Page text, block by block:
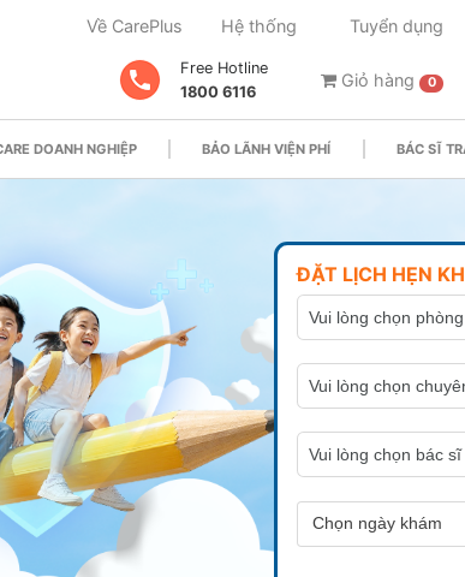
Về CarePlus Hệ thống Tuyển dụng
Free Hotline
1800 6116
Giỏ hàng 0
DOANH NGHIỆP BẢO LÃNH VIỆN PHÍ BÁC SĨ
ĐẶT LỊCH HẸN